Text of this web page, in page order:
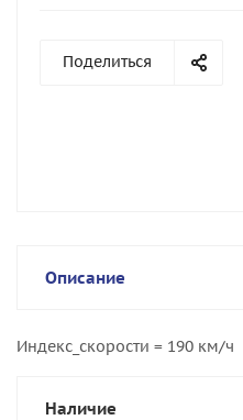
Поделиться
Описание
Индекс_скорости = 190 км/ч
Наличие